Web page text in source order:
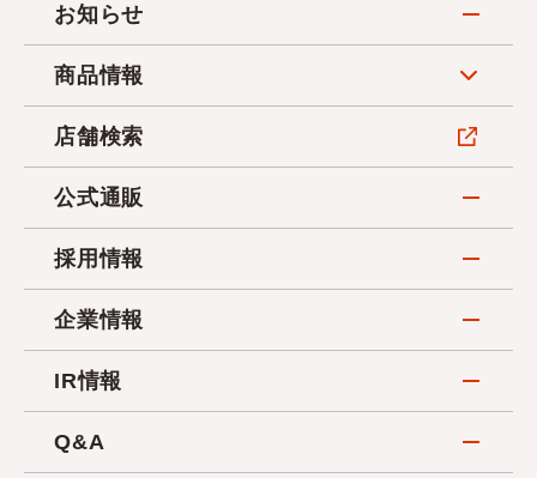
お知らせ
商品情報
店舗検索
公式通販
採用情報
企業情報
IR情報
Q&A